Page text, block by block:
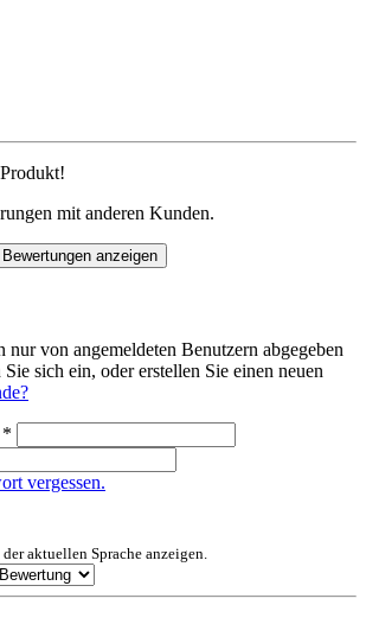
mit anderen Kunden.
Bewertungen anzeigen
nur von angemeldeten Benutzern abgegeben
sich ein, oder erstellen Sie einen neuen
*
vergessen.
aktuellen Sprache anzeigen.